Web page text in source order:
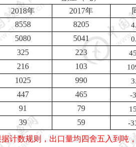
2018年 2017年
8558 8205
5080 5041
325 223
216 103
1025 990
447 465 -
91 79
39 59 -
计数规则，出口量均四舍五入到吨